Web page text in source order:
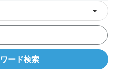
ード検索